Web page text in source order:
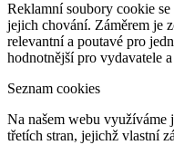
Reklamní soubory cookie
jejich chování. Záměrem je
relevantní a poutavé pro
hodnotnější pro vydavatele
Seznam cookies
Na našem webu využíváme
třetích stran, jejichž vlastní